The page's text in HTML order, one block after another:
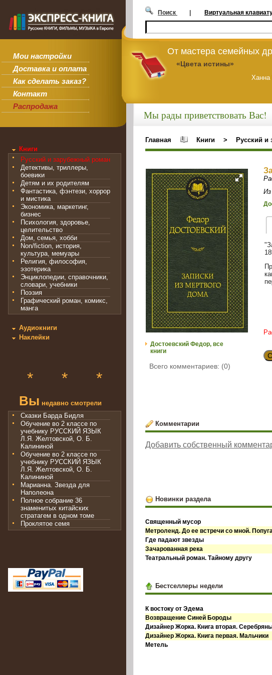
Мои настройки
Доставка и оплата
Как сделать заказ?
Контакт
Распродажа
Поиск | Виртуальная
От мастера семейных
«Цвета истины»
Ханна
Книги
Русский и зарубежный роман
Детективы, триллеры,
боевики
Детям и их родителям
Фантастика, фэнтези, хоррор
и мистика
Экономика, маркетинг,
бизнес
Психология, здоровье,
целительство
Дом, семья, хобби
Non/fiction, история,
культура, мемуары
Религия, философия,
эзотерика
Энциклопедии, справочники,
словари, учебники
Поэзия
Графический роман, комикс,
манга
Аудиокниги
Наклейки
* * *
Вы недавно смотрели
Сказки Барда Бидля
Обучение во 2 классе по
учебнику РУССКИЙ ЯЗЫК
Л.Я. Желтовской, О. Б.
Калининой
Обучение во 2 классе по
учебнику РУССКИЙ ЯЗЫК
Л.Я. Желтовской, О. Б.
Калининой
Марианна. Звезда для
Наполеона
Полное собрание 36
знаменитых китайских
стратагем в одном томе
Проклятое семя
Мы рады приветствовать Вас!
Главная Книги > Русский и
Достоевский Федор, все
книги
Всего комментариев: (0)
Из
Комментарии
Добавить собственный
Новинки раздела
Священный мусор
Метроленд. До ее встречи со мной.
Где падают звезды
Зачарованная река
Театральный роман. Тайному другу
Бестселлеры недели
К востоку от Эдема
Возвращение Синей Бороды
Дизайнер Жорка. Книга вторая.
Дизайнер Жорка. Книга первая. Мальчики
Метель